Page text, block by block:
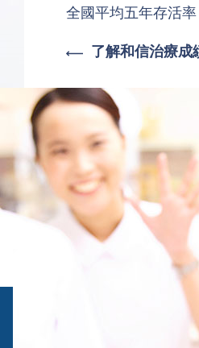
全國平均五年存活
了解和信治療成